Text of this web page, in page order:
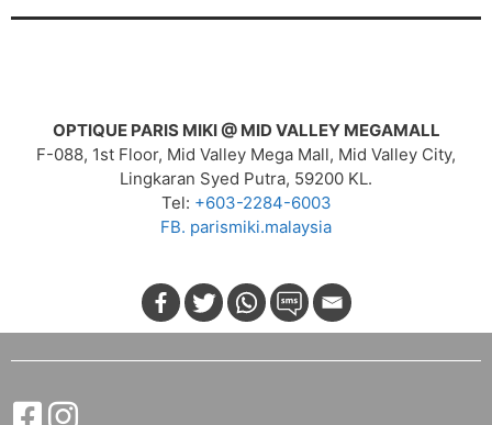
OPTIQUE PARIS MIKI @ MID VALLEY MEGAMALL
F-088, 1st Floor, Mid Valley Mega Mall, Mid Valley City,
Lingkaran Syed Putra, 59200 KL.
Tel: +603-2284-6003
FB. parismiki.malaysia